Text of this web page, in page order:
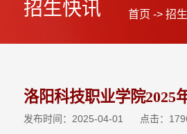
招生快讯 首页 -> 招
洛阳科技职业学院2025
发布时间：2025-04-01 点击：